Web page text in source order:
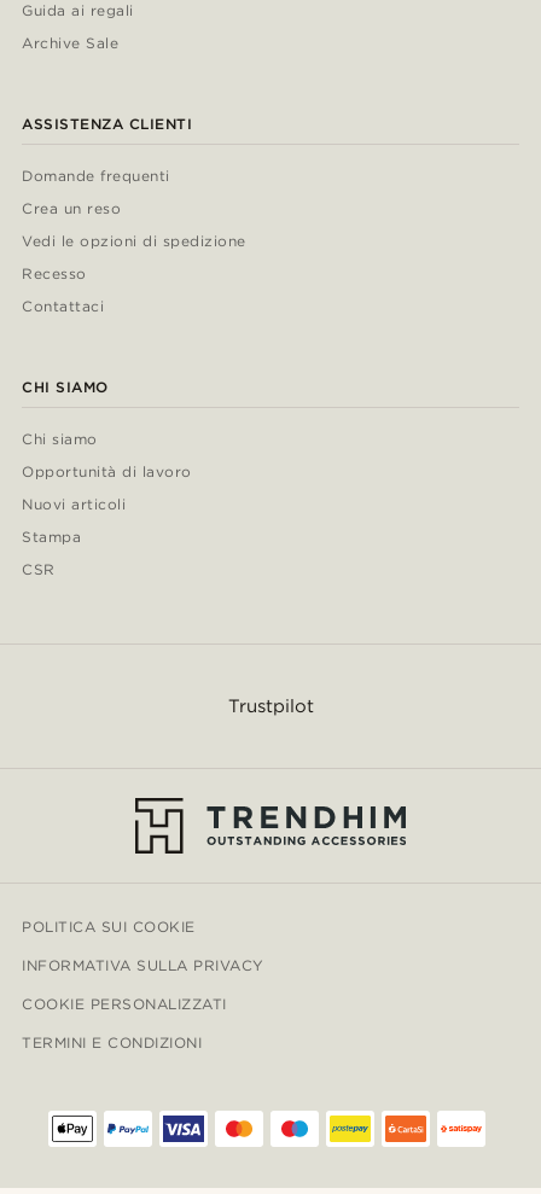
Guida ai regali
Archive Sale
ASSISTENZA CLIENTI
Domande frequenti
Crea un reso
Vedi le opzioni di spedizione
Recesso
Contattaci
CHI SIAMO
Chi siamo
Opportunità di lavoro
Nuovi articoli
Stampa
CSR
Trustpilot
POLITICA SUI COOKIE
INFORMATIVA SULLA PRIVACY
COOKIE PERSONALIZZATI
TERMINI E CONDIZIONI